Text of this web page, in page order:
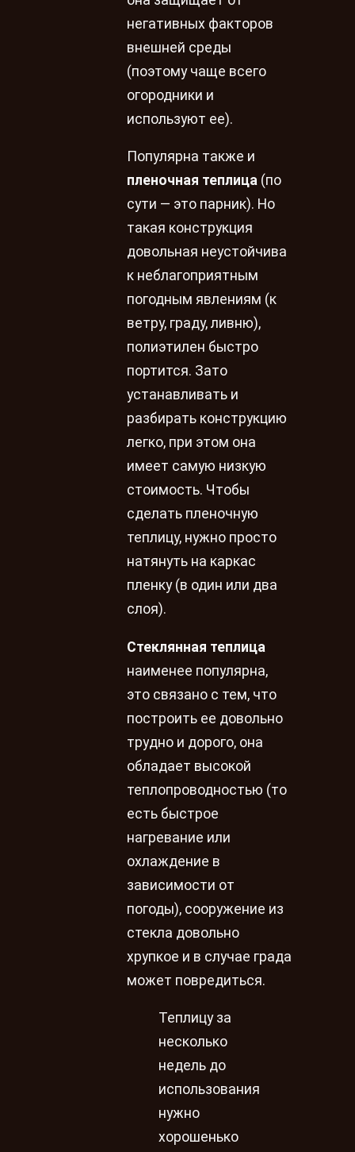
негативных факторов
внешней среды
(поэтому чаще всего
огородники и
используют ее).
Популярна также и
пленочная теплица (по
сути — это парник). Но
такая конструкция
довольная неустойчива
к неблагоприятным
погодным явлениям (к
ветру, граду, ливню),
полиэтилен быстро
портится. Зато
устанавливать и
разбирать конструкцию
легко, при этом она
имеет самую низкую
стоимость. Чтобы
сделать пленочную
теплицу, нужно просто
натянуть на каркас
пленку (в один или два
слоя).
Стеклянная теплица
наименее популярна,
это связано с тем, что
построить ее довольно
трудно и дорого, она
обладает высокой
теплопроводностью (то
есть быстрое
нагревание или
охлаждение в
зависимости от
погоды), сооружение из
стекла довольно
хрупкое и в случае града
может повредиться.
Теплицу за
несколько
недель до
использования
нужно
хорошенько